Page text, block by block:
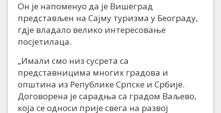
Он је напоменуо да је Вишеград
представљен на Сајму туризма у Београду,
гдје владало велико интересовање
посјетилаца.
„Имали смо низ сусрета са
представницима многих градова и
општина из Републике Српске и Србије.
Договорена је сарадња са градом Ваљево,
која се односи прије свега на развој